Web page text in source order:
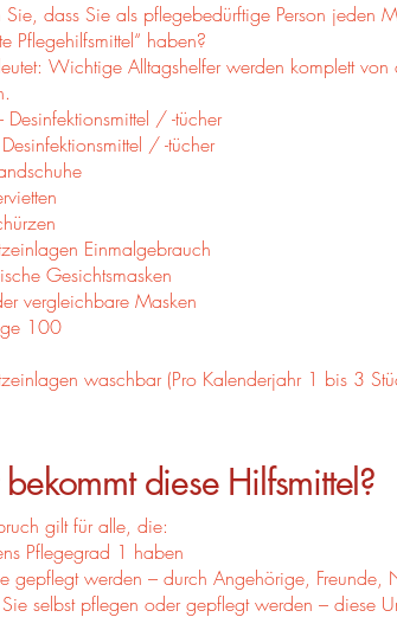
Sie, dass Sie als pflegebedürftige Person jeden
Pflegehilfsmittel“ haben?
Wichtige Alltagshelfer werden komplett
Desinfektionsmittel / -tücher
/ -tücher
Einmalgebrauch
Gesichtsmasken
vergleichbare Masken
100
waschbar (Pro Kalenderjahr 1 bis 3
diese Hilfsmittel?
gilt für alle, die:
Pflegegrad 1 haben
gepflegt werden – durch Angehörige, Freunde,
selbst pflegen oder gepflegt werden – diese